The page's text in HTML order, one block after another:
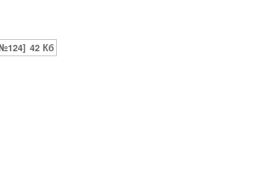
42 Кб